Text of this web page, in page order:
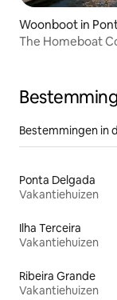
Woonboot in
The Homeboat
Bestemmingen in
Ponta Delgada
Vakantiehuizen
Ilha Terceira
Vakantiehuizen
Ribeira Grande
Vakantiehuizen